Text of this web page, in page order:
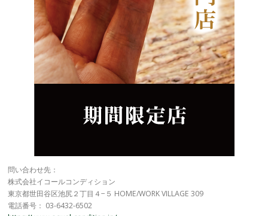
問い合わせ先：
株式会社イコールコンディション
東京都世田谷区池尻２丁目４−５ HOME/WORK VILLAGE 309
電話番号： 03-6432-6502